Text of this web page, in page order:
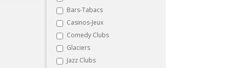
Bars-Tabacs
Casinos-Jeux
Comedy Clubs
Glaciers
Jazz Clubs